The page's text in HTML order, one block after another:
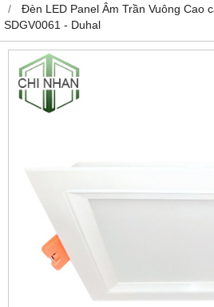
Đèn LED Panel Âm Trần Vuông Cao
SDGV0061 - Duhal